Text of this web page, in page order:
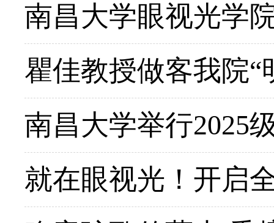
南昌大学眼视光学
瞿佳教授做客我院
南昌大学举行2025
就在眼视光！开启